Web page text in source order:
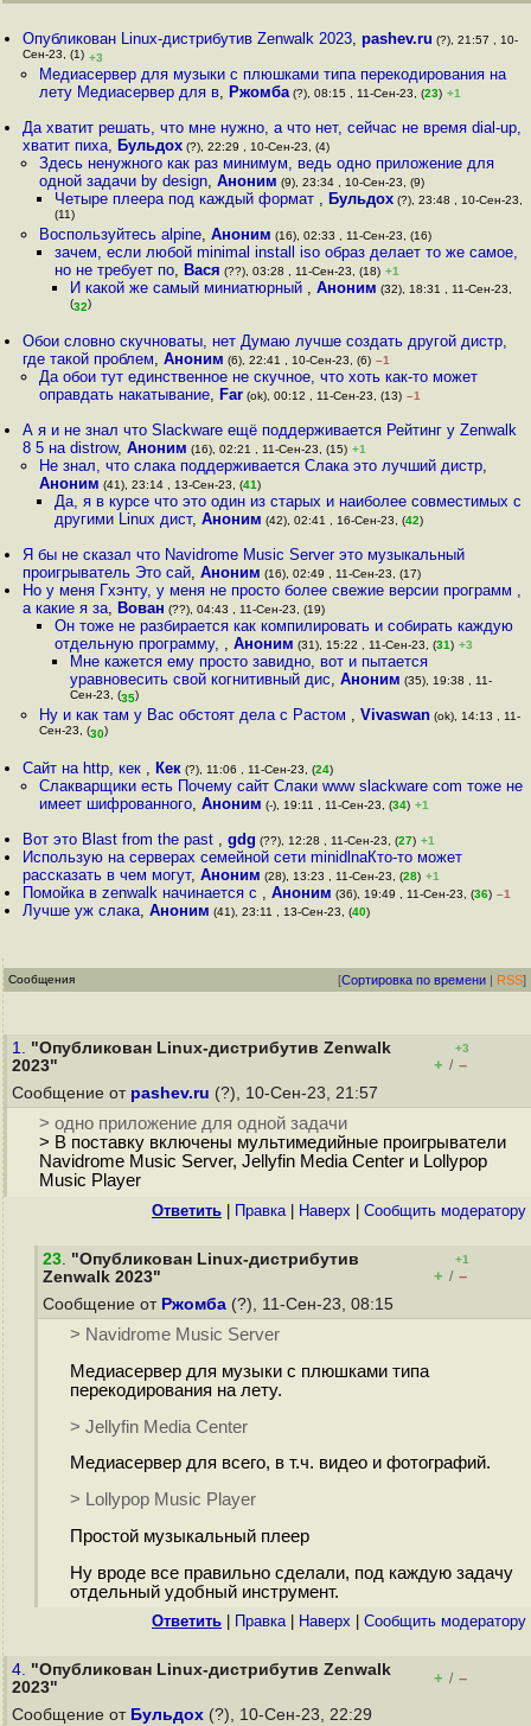
Опубликован Linux-дистрибутив Zenwalk 2023,pashev.ru (?), 21:57 , 10-
Сен-23, (1) +3
Медиасервер для музыки с плюшками типа перекодирования на
лету Медиасервер для в, Ржомба(?), 08:15 , 11-Сен-23, (23) +1
Да хватит решать, что мне нужно, а что нет, сейчас не время dial-up,
хватит пиха, Бульдох (?), 22:29 , 10-Сен-23, (4)
Здесь ненужного как раз минимум, ведь одно приложение для
одной задачи by design, Аноним (9), 23:34 , 10-Сен-23, (9)
Четыре плеера под каждый формат , Бульдох(?), 23:48 , 10-Сен-23,
(11)
Воспользуйтесь alpine, Аноним (16), 02:33 , 11-Сен-23, (16)
зачем, если любой minimal install iso образ делает то же самое,
но не требует по, Вася (??), 03:28 , 11-Сен-23, (18) +1
И какой же самый миниатюрный ,Аноним (32), 18:31 , 11-Сен-23,
(32)
Обои словно скучноваты, нет Думаю лучше создать другой дистр,
где такой проблем,Аноним (6), 22:41 , 10-Сен-23, (6) –1
Да обои тут единственное не скучное, что хоть как-то может
оправдать накатывание, Far(ok), 00:12 , 11-Сен-23, (13) –1
А я и не знал что Slackware ещё поддерживается Рейтинг у Zenwalk
8 5 на distrow,Аноним (16), 02:21 , 11-Сен-23, (15) +1
Не знал, что слака поддерживается Слака это лучший дистр,
Аноним (41), 23:14 , 13-Сен-23, (41)
Да, я в курсе что это один из старых и наиболее совместимых с
другими Linux дист, Аноним (42), 02:41 , 16-Сен-23, (42)
Я бы не сказал что Navidrome Music Server это музыкальный
проигрыватель Это сай,Аноним (16), 02:49 , 11-Сен-23, (17)
Но у меня Гхэнту, у меня не просто более свежие версии программ ,
а какие я за, Вован (??), 04:43 , 11-Сен-23, (19)
Он тоже не разбирается как компилировать и собирать каждую
отдельную программу, , Аноним (31), 15:22 , 11-Сен-23, (31) +3
Мне кажется ему просто завидно, вот и пытается
уравновесить свой когнитивный дис,Аноним (35), 19:38 , 11-
Сен-23, (35)
Ну и как там у Вас обстоят дела с Растом , Vivaswan(ok), 14:13 , 11-
Сен-23, (30)
Сайт на http, кек , Кек (?), 11:06 , 11-Сен-23, (24)
Слакварщики есть Почему сайт Слаки www slackware com тоже не
имеет шифрованного, Аноним (-), 19:11 , 11-Сен-23, (34) +1
Вот это Blast from the past ,gdg (??), 12:28 , 11-Сен-23, (27) +1
Использую на серверах семейной сети minidlnaКто-то может
рассказать в чем могут,Аноним (28), 13:23 , 11-Сен-23, (28) +1
Помойка в zenwalk начинается с ,Аноним (36), 19:49 , 11-Сен-23, (36) –1
Лучше уж слака,Аноним (41), 23:11 , 13-Сен-23, (40)
Сообщения [Сортировка по времени | RSS]
1. "Опубликован Linux-дистрибутив Zenwalk
2023"
+3
+ / –
Сообщение от pashev.ru (?), 10-Сен-23, 21:57
> одно приложение для одной задачи
> В поставку включены мультимедийные проигрыватели
Navidrome Music Server, Jellyfin Media Center и Lollypop
Music Player
Ответить Правка| Наверх Cообщить модератору
23. "Опубликован Linux-дистрибутив
Zenwalk 2023"
+1
+ / –
Сообщение от Ржомба (?), 11-Сен-23, 08:15
> Navidrome Music Server
Медиасервер для музыки с плюшками типа
перекодирования на лету.
> Jellyfin Media Center
Медиасервер для всего, в т.ч. видео и фотографий.
> Lollypop Music Player
Простой музыкальный плеер
Ну вроде все правильно сделали, под каждую задачу
отдельный удобный инструмент.
Ответить Правка| Наверх Cообщить модератору
4. "Опубликован Linux-дистрибутив Zenwalk
2023"
+ / –
Сообщение от Бульдох (?), 10-Сен-23, 22:29